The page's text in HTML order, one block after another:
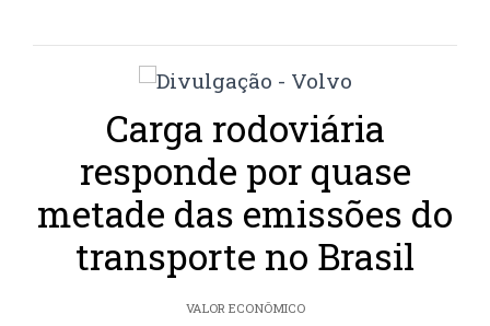
Carga rodoviária
responde por quase
metade das emissões do
transporte no Brasil
VALOR ECONÔMICO